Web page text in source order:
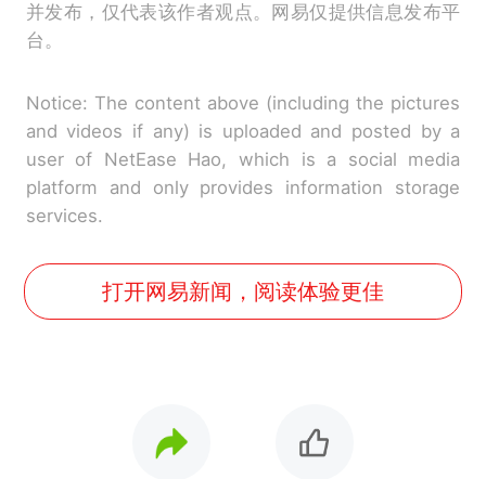
并发布，仅代表该作者观点。网易仅提供信息发布平
台。
Notice: The content above (including the pictures
and videos if any) is uploaded and posted by a
user of NetEase Hao, which is a social media
platform and only provides information storage
services.
打开网易新闻，阅读体验更佳